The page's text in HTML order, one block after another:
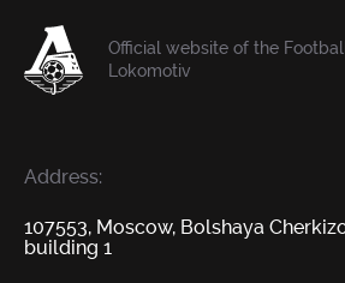
Official website of the
Lokomotiv
Address:
107553, Moscow, Bolshaya
building 1